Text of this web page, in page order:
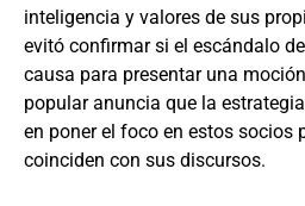
inteligencia y valores de sus
evitó confirmar si el escándalo
causa para presentar una
popular anuncia que la
en poner el foco en estos socios
coinciden con sus discursos.